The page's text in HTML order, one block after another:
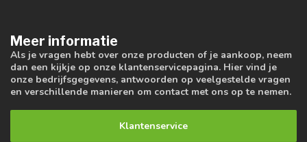
Meer informatie
Als je vragen hebt over onze producten of je aankoop, neem
dan een kijkje op onze klantenservicepagina. Hier vind je
onze bedrijfsgegevens, antwoorden op veelgestelde vragen
en verschillende manieren om contact met ons op te nemen.
Klantenservice